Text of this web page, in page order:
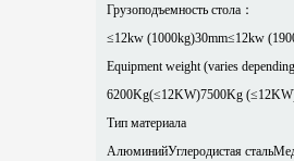
Грузоподъемность стола：
≤12kw (1000kg)30mm≤12kw
Equipment weight (varies
6200Kg(≤12KW)7500Kg
Тип материала
АлюминийУглеродистая сталь